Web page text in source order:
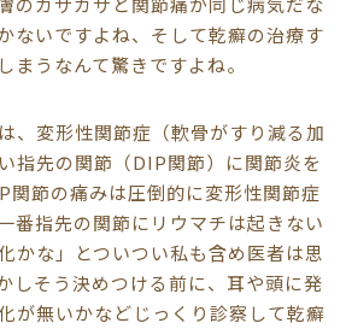
ないですよね、そして乾癬の治療す
まうなんて驚きですよね。
、変形性関節症（軟骨がすり減る加
指先の関節（DIP関節）に関節炎を
関節の痛みは圧倒的に変形性関節症
番指先の関節にリウマチは起きない
かな」とついつい私も含め医者は思
しそう決めつける前に、耳や頭に発
が無いかなどじっくり診察して乾癬